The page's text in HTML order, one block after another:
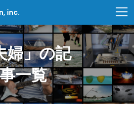
inc.
婦」の記
事一覧